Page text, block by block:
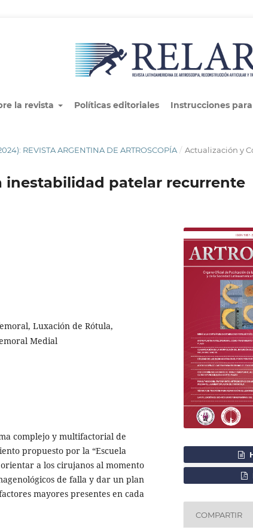
la revista Políticas editoriales Instrucciones
REVISTA ARGENTINA DE ARTROSCOPÍA / Actualización y
inestabilidad patelar recurrente
Luxación de Rótula,
Medial
complejo y multifactorial de
propuesto por la “Escuela
a los cirujanos al momento
de falla y dar un plan
mayores presentes en cada
COMPARTIR